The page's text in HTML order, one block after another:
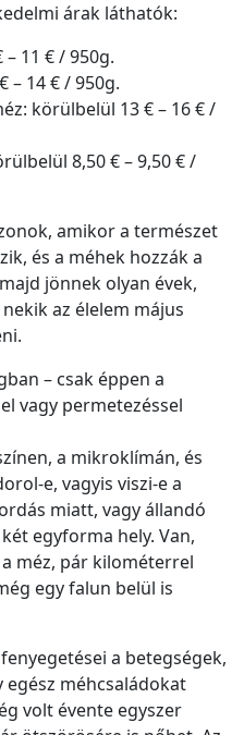
árak láthatók:
11 € / 950g.
– 14 € / 950g.
körülbelül 13 € – 16 € /
8,50 € – 9,50 € /
amikor a természet
és a méhek hozzák a
jönnek olyan évek,
az élelem május
– csak éppen a
vagy permetezéssel
a mikroklímán, és
e, vagyis viszi-e a
miatt, vagy állandó
egyforma hely. Van,
méz, pár kilométerrel
egy falun belül is
a betegségek,
egész méhcsaládokat
volt évente egyszer